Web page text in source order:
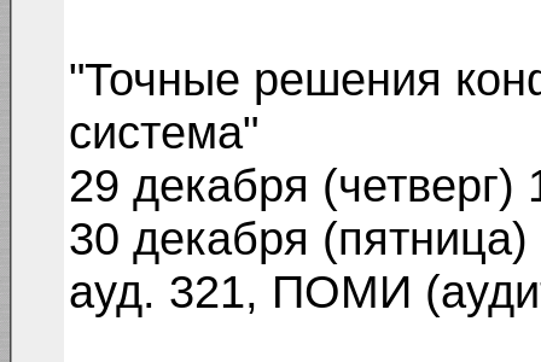
"Точные решения
система"
29 декабря (четверг)
30 декабря
ауд. 321, ПОМИ